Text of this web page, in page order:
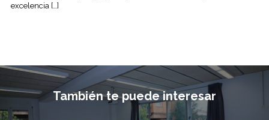
excelencia […]
También te puede interesar